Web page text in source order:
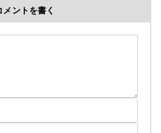
エアコン導入により
メントを書く